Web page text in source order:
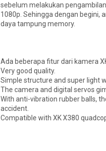
sebelum melakukan
1080p. Sehingga dengan begini,
daya tampung memory.
Ada beberapa fitur dari kamera
Very good quality.
Simple structure and super light
The camera and digital servos
With anti-vibration rubber balls,
accident.
Compatible with XK X380